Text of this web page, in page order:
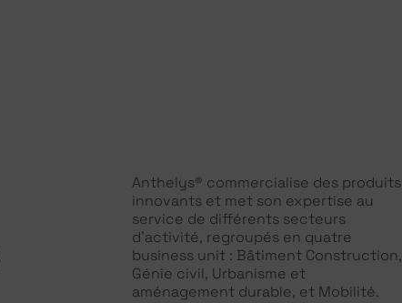
Anthelys® commercialise des produits
innovants et met son expertise au
service de différents secteurs
d’activité, regroupés en quatre
business unit : Bâtiment Construction,
Génie civil, Urbanisme et
aménagement durable, et Mobilité.